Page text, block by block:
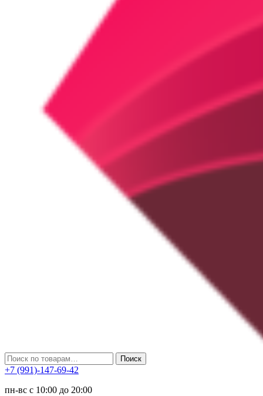
Искать: Поиск
+7 (991)-147-69-42
пн-вс с 10:00 до 20:00